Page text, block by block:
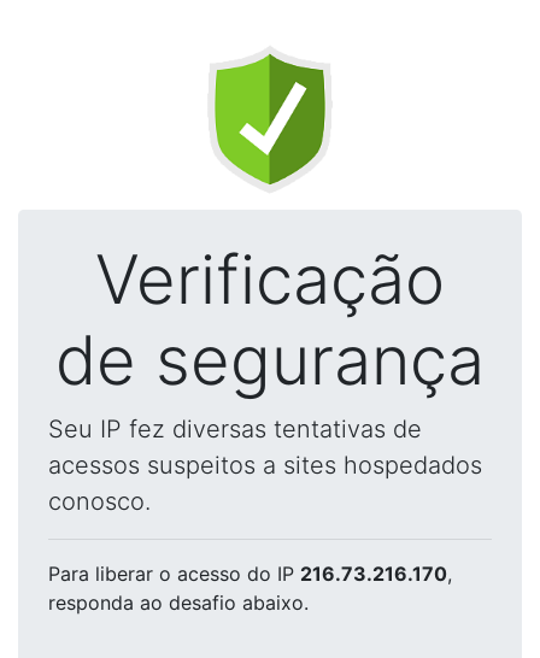
Verificação
de segurança
Seu IP fez diversas tentativas de
acessos suspeitos a sites hospedados
conosco.
Para liberar o acesso do IP 216.73.216.170,
responda ao desafio abaixo.